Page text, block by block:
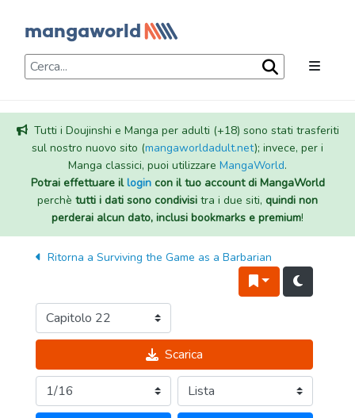
Tutti i Doujinshi e Manga per adulti (+18) sono stati trasferiti
sul nostro nuovo sito (mangaworldadult.net); invece, per i
Manga classici, puoi utilizzare MangaWorld.
Potrai effettuare illogincon il tuo account di MangaWorld
perchè tutti i dati sono condivisi tra i due siti, quindi non
perderai alcun dato, inclusi bookmarks e premium!
Ritorna a Surviving the Game as a Barbarian
Scarica